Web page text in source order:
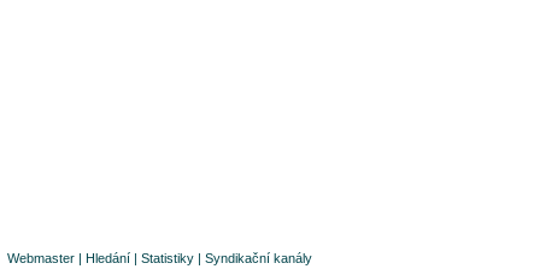
Webmaster | Hledání | Statistiky | Syndikační kanály